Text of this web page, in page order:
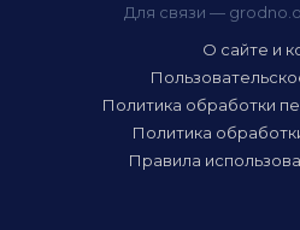
Для связи —
О сайте и
Политика обработки
Политика
Правила